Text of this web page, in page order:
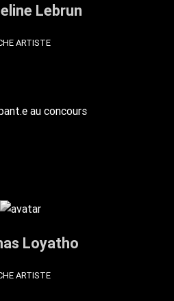
Lebrun
ARTISTE
Loyatho
ARTISTE